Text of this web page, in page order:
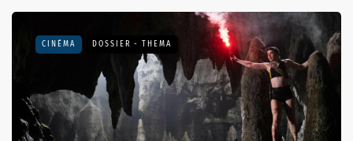
CINÉMA DOSSIER - THEMA